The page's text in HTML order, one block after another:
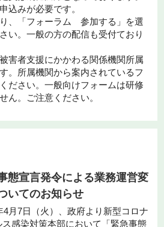
込みが必要です。
、「フォーラム 参加する」を選
い。一般の方の配信も受付ており
害者支援にかかわる関係機関所属
。所属機関から案内されているフ
ださい。一般向けフォームは研修
ん。ご注意ください。
態宣言発令による業務運営変
いてのお知らせ
4月7日（火）、政府より新型コロナ
ス感染対策本部において「緊急事態